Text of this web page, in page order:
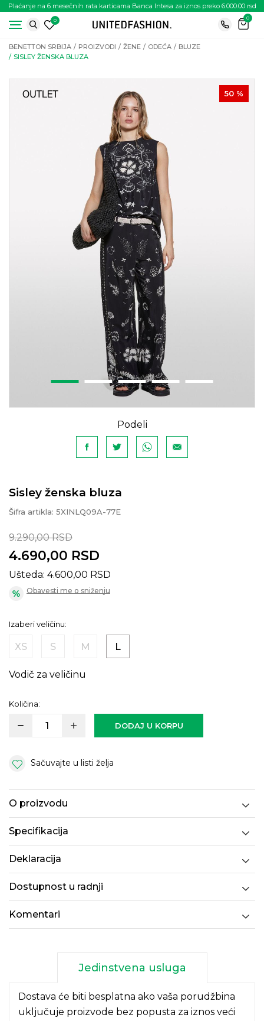
Plaćanje na 6 mesečnih rata karticama Banca Intesa za iznos preko 6.000.00 rsd
0
0
BENETTON SRBIJA PROIZVODI ŽENE ODEĆA
BLUZE
SISLEY ŽENSKA BLUZA
50 %
Podeli
Sisley ženska bluza
Šifra artikla: 5XINLQ09A-77E
9.290,00 RSD
4.690,00 RSD
Ušteda: 4.600,00 RSD
Obavesti me o sniženju
Izaberi veličinu:
XS S M L
Vodič za veličinu
Količina:
DODAJ U KORPU
Sačuvajte u listi želja
O proizvodu
Specifikacija
Deklaracija
Dostupnost u radnji
Komentari
Jedinstvena usluga
Dostava će biti besplatna ako vaša porudžbina
uključuje proizvode bez popusta za iznos veći